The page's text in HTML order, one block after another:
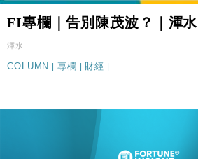
FI專欄｜告別陳茂波？｜渾水
渾水
COLUMN 專欄 財經